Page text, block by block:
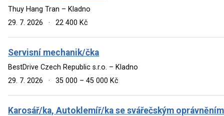
Thuy Hang Tran – Kladno
29. 7. 2026
· 22 400 Kč
Servisní mechanik/čka
BestDrive Czech Republic s.r.o. – Kladno
29. 7. 2026
· 35 000 – 45 000 Kč
Karosář/ka, Autoklemíř/ka se svářečským oprávněním